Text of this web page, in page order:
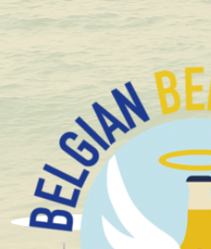
+1.600 Bières
Brussels Beerproject
BBP Pico
Blonde Fermentation haute
Sans alcool Bière